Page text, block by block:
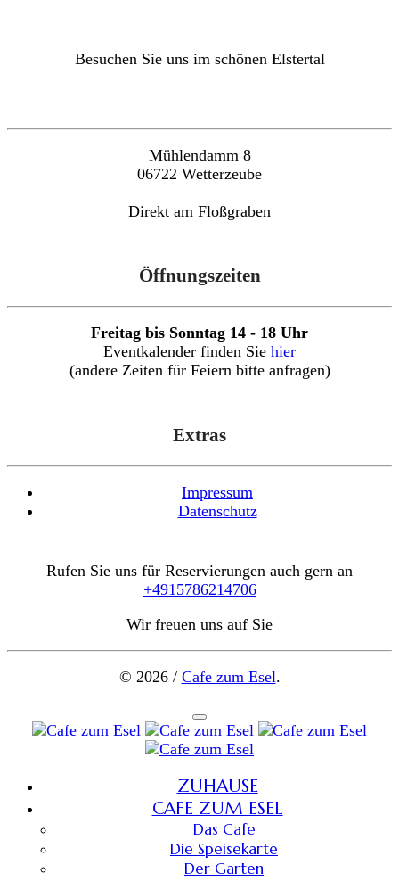
Besuchen Sie uns im schönen Elstertal
Mühlendamm 8
06722 Wetterzeube
Direkt am Floßgraben
Öffnungszeiten
Freitag bis Sonntag 14 - 18 Uhr
Eventkalender finden Sie hier
(andere Zeiten für Feiern bitte anfragen)
Extras
Impressum
Datenschutz
Rufen Sie uns für Reservierungen auch gern an
+4915786214706
Wir freuen uns auf Sie
© 2026 / Cafe zum Esel.
ZUHAUSE
CAFE ZUM ESEL
Das Cafe
Die Speisekarte
Der Garten